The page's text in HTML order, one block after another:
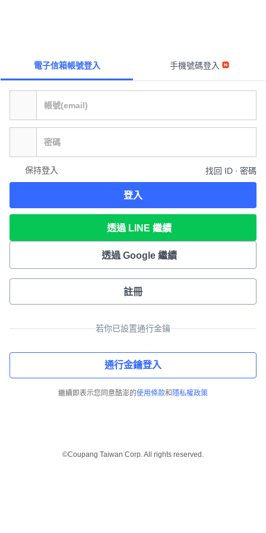
電子信箱帳號登入 手機號碼登入
保持登入 找回 ID ∙ 密碼
登入
透過 LINE 繼續
透過 Google 繼續
註冊
若你已設置通行金鑰
通行金鑰登入
繼續即表示您同意酷澎的使用條款和 隱私權政策
©Coupang Taiwan Corp. All rights reserved.